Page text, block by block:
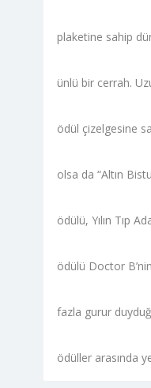
plaketine sahip
ünlü bir cerrah.
ödül çizelgesine
olsa da “Altın
ödülü, Yılın Tıp
ödülü Doctor
fazla gurur
ödüller arasında